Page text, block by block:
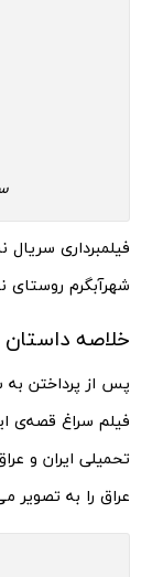
فیلمبرداری سریال
شهرآبگرم
خلاصه داستان
پس از پرداختن
فیلم سراغ قصه‌ی
تحمیلی ایران و
عراق را به تصویر